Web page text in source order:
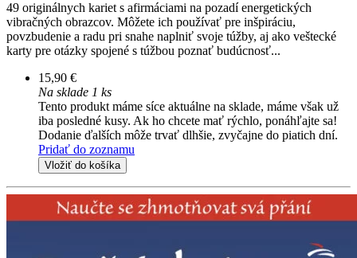
49 originálnych kariet s afirmáciami na pozadí energetických
vibračných obrazcov. Môžete ich používať pre inšpiráciu,
povzbudenie a radu pri snahe naplniť svoje túžby, aj ako veštecké
karty pre otázky spojené s túžbou poznať budúcnosť...
15,90 €
Na sklade 1 ks
Tento produkt máme síce aktuálne na sklade, máme však už
iba posledné kusy. Ak ho chcete mať rýchlo, ponáhľajte sa!
Dodanie ďalších môže trvať dlhšie, zvyčajne do piatich dní.
Pridať do zoznamu
Vložiť do košíka